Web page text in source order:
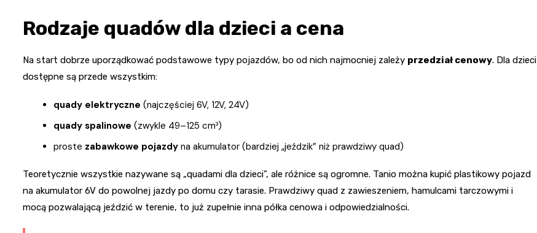
Rodzaje quadów dla dzieci a cena
Na start dobrze uporządkować podstawowe typy pojazdów, bo od nich najmocniej zależy przedział cenowy. Dla dzieci
dostępne są przede wszystkim:
quady elektryczne (najczęściej 6V, 12V, 24V)
quady spalinowe (zwykle 49–125 cm³)
proste zabawkowe pojazdy na akumulator (bardziej „jeździk” niż prawdziwy quad)
Teoretycznie wszystkie nazywane są „quadami dla dzieci”, ale różnice są ogromne. Tanio można kupić plastikowy pojazd
na akumulator 6V do powolnej jazdy po domu czy tarasie. Prawdziwy quad z zawieszeniem, hamulcami tarczowymi i
mocą pozwalającą jeździć w terenie, to już zupełnie inna półka cenowa i odpowiedzialności.